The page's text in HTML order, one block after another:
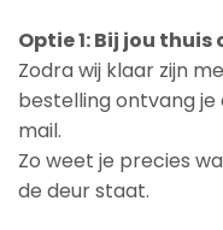
Optie 1: Bij jou
Zodra wij klaar zijn
bestelling ontvang
mail.
Zo weet je precies
de deur staat.